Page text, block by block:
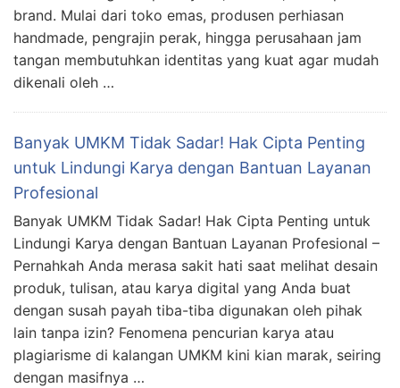
brand. Mulai dari toko emas, produsen perhiasan
handmade, pengrajin perak, hingga perusahaan jam
tangan membutuhkan identitas yang kuat agar mudah
dikenali oleh …
Banyak UMKM Tidak Sadar! Hak Cipta Penting
untuk Lindungi Karya dengan Bantuan Layanan
Profesional
Banyak UMKM Tidak Sadar! Hak Cipta Penting untuk
Lindungi Karya dengan Bantuan Layanan Profesional –
Pernahkah Anda merasa sakit hati saat melihat desain
produk, tulisan, atau karya digital yang Anda buat
dengan susah payah tiba-tiba digunakan oleh pihak
lain tanpa izin? Fenomena pencurian karya atau
plagiarisme di kalangan UMKM kini kian marak, seiring
dengan masifnya …